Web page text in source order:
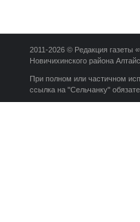
2011-2026 © Редакция газеты
Новичихинского района
При полном или частичном
ссылка на "Сельчанку"